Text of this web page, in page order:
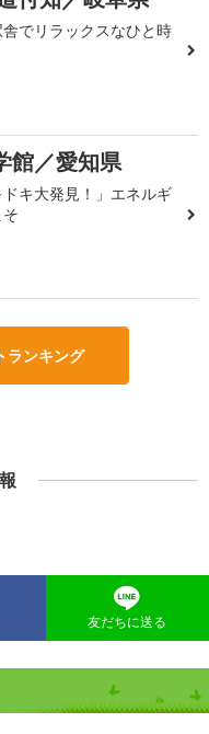
でリラックスなひと時
館／愛知県
ドキ大発見！」エネルギ
ランキング
友だちに送る